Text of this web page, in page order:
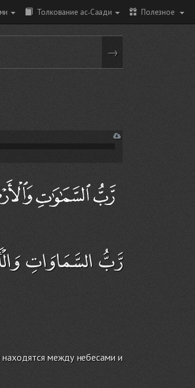
Толкование ас-Саади Полезное
→
رَّبُّ السَّمَاوَاتِ
между небесами и